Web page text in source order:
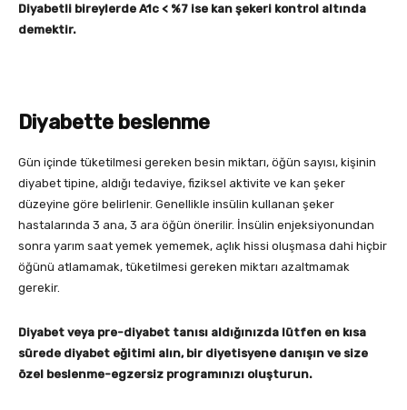
Diyabetli bireylerde A1c < %7 ise kan şekeri kontrol altında
demektir.
Diyabette beslenme
Gün içinde tüketilmesi gereken besin miktarı, öğün sayısı, kişinin
diyabet tipine, aldığı tedaviye, fiziksel aktivite ve kan şeker
düzeyine göre belirlenir. Genellikle insülin kullanan şeker
hastalarında 3 ana, 3 ara öğün önerilir. İnsülin enjeksiyonundan
sonra yarım saat yemek yememek, açlık hissi oluşmasa dahi hiçbir
öğünü atlamamak, tüketilmesi gereken miktarı azaltmamak
gerekir.
Diyabet veya pre-diyabet tanısı aldığınızda lütfen en kısa
sürede diyabet eğitimi alın, bir diyetisyene danışın ve size
özel beslenme-egzersiz programınızı oluşturun.